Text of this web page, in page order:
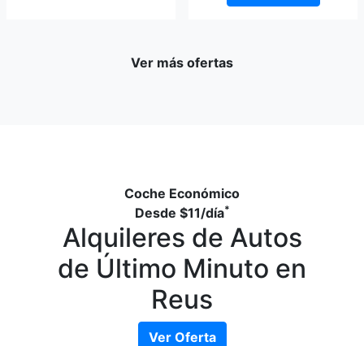
Ver más ofertas
Coche Económico
Desde $11/día*
Alquileres de Autos
de Último Minuto en
Reus
Ver Oferta